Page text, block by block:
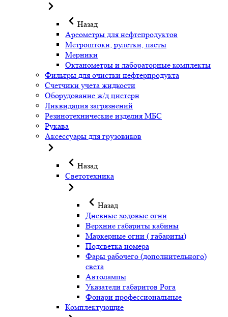
Назад
Ареометры для нефтепродуктов
Метроштоки, рулетки, пасты
Мерники
Октанометры и лабораторные комплекты
Фильтры для очистки нефтерпродукта
Счетчики учета жидкости
Оборудование ж/д цистерн
Ликвидация загрязнений
Резинотехнические изделия МБС
Рукава
Аксессуары для грузовиков
Назад
Светотехника
Назад
Дневные ходовые огни
Верхние габариты кабины
Маркерные огни ( габариты)
Подсветка номера
Фары рабочего (дополнительного)
света
Автолампы
Указатели габаритов Рога
Фонари профессиональные
Комплектующие